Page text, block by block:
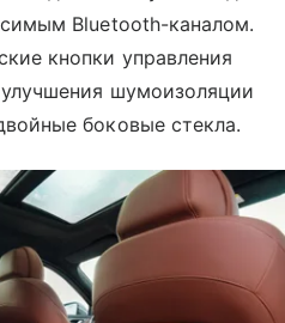
Bluetooth-каналом.
кнопки управления
шумоизоляции
боковые стекла.